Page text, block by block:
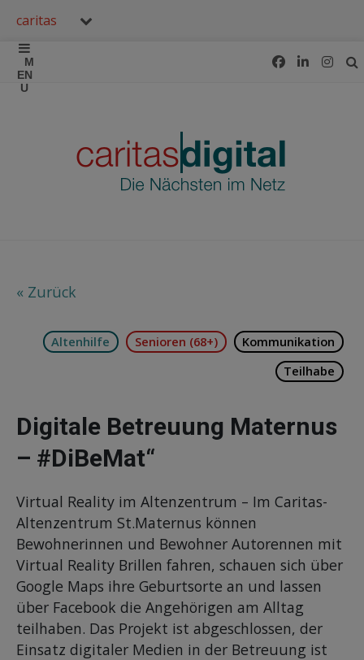
caritas
« Zurück
Altenhilfe Senioren (68+)
Kommunikation
Teilhabe
Digitale Betreuung Maternus
– #DiBeMat“
Virtual Reality im Altenzentrum – Im Caritas-
Altenzentrum St.Maternus können
Bewohnerinnen und Bewohner Autorennen mit
Virtual Reality Brillen fahren, schauen sich über
Google Maps ihre Geburtsorte an und lassen
über Facebook die Angehörigen am Alltag
teilhaben. Das Projekt ist abgeschlossen, der
Einsatz digitaler Medien in der Betreuung ist